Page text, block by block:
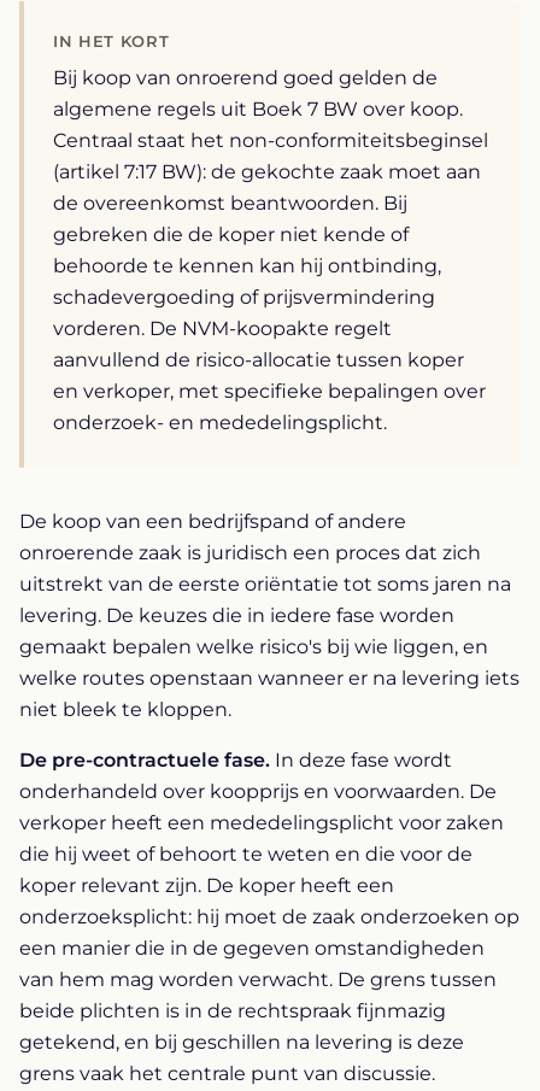
IN HET KORT
Bij koop van onroerend goed gelden de
algemene regels uit Boek 7 BW over koop.
Centraal staat het non-conformiteitsbeginsel
(artikel 7:17 BW): de gekochte zaak moet aan
de overeenkomst beantwoorden. Bij
gebreken die de koper niet kende of
behoorde te kennen kan hij ontbinding,
schadevergoeding of prijsvermindering
vorderen. De NVM-koopakte regelt
aanvullend de risico-allocatie tussen koper
en verkoper, met specifieke bepalingen over
onderzoek- en mededelingsplicht.
De koop van een bedrijfspand of andere
onroerende zaak is juridisch een proces dat zich
uitstrekt van de eerste oriëntatie tot soms jaren na
levering. De keuzes die in iedere fase worden
gemaakt bepalen welke risico's bij wie liggen, en
welke routes openstaan wanneer er na levering iets
niet bleek te kloppen.
De pre-contractuele fase. In deze fase wordt
onderhandeld over koopprijs en voorwaarden. De
verkoper heeft een mededelingsplicht voor zaken
die hij weet of behoort te weten en die voor de
koper relevant zijn. De koper heeft een
onderzoeksplicht: hij moet de zaak onderzoeken op
een manier die in de gegeven omstandigheden
van hem mag worden verwacht. De grens tussen
beide plichten is in de rechtspraak fijnmazig
getekend, en bij geschillen na levering is deze
grens vaak het centrale punt van discussie.